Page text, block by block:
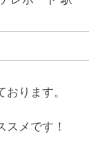
ります。
スメです！